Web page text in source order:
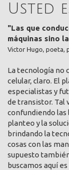
Usted
"Las que
máquinas sino
Victor Hugo, poeta,
La tecnología no
celular, claro. El
especialistas y
de transistor. Tal
confundiendo las
planteo y la
brindando la
cosas con las
supuesto
buscamos aquí